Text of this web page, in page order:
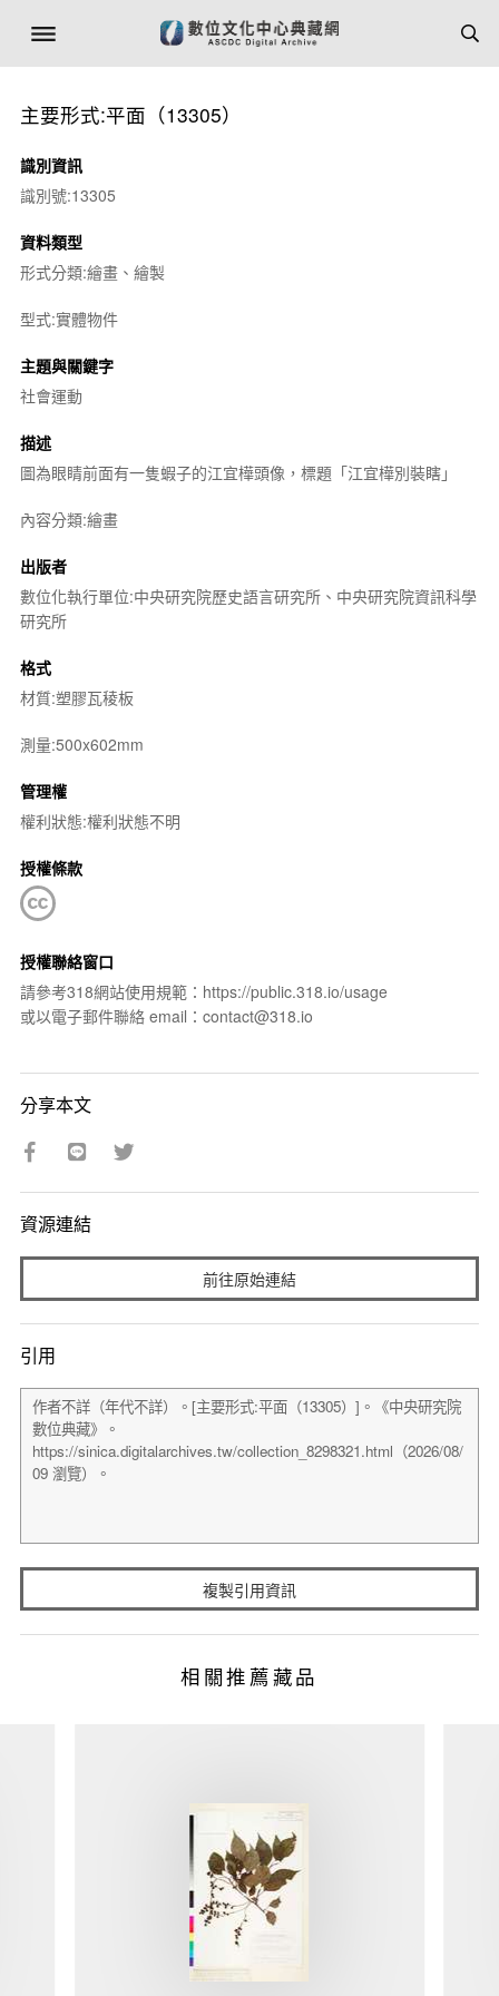
主要形式:平面（13305）
識別資訊
識別號:13305
資料類型
形式分類:繪畫、繪製
型式:實體物件
主題與關鍵字
社會運動
描述
圖為眼睛前面有一隻蝦子的江宜樺頭像，標題「江宜樺別裝瞎」
內容分類:繪畫
出版者
數位化執行單位:中央研究院歷史語言研究所、中央研究院資訊科學
研究所
格式
材質:塑膠瓦稜板
測量:500x602mm
管理權
權利狀態:權利狀態不明
授權條款
授權聯絡窗口
請參考318網站使用規範：https://public.318.io/usage
或以電子郵件聯絡 email：contact@318.io
分享本文
資源連結
前往原始連結
引用
複製引用資訊
相關推薦藏品